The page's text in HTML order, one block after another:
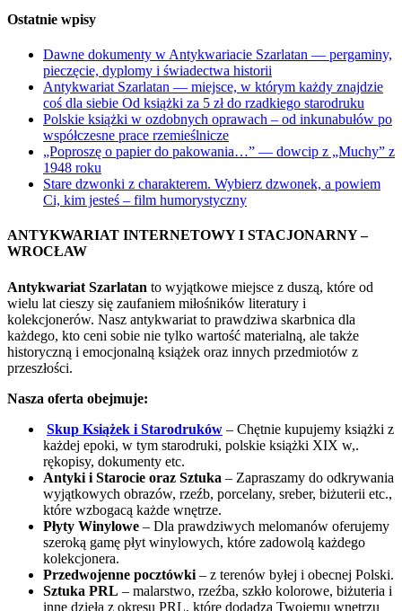
Ostatnie wpisy
Dawne dokumenty w Antykwariacie Szarlatan — pergaminy,
pieczęcie, dyplomy i świadectwa historii
Antykwariat Szarlatan — miejsce, w którym każdy znajdzie
coś dla siebie Od książki za 5 zł do rzadkiego starodruku
Polskie książki w ozdobnych oprawach – od inkunabułów po
współczesne prace rzemieślnicze
„Poproszę o papier do pakowania…” — dowcip z „Muchy” z
1948 roku
Stare dzwonki z charakterem. Wybierz dzwonek, a powiem
Ci, kim jesteś – film humorystyczny
ANTYKWARIAT INTERNETOWY I STACJONARNY –
WROCŁAW
Antykwariat Szarlatan to wyjątkowe miejsce z duszą, które od
wielu lat cieszy się zaufaniem miłośników literatury i
kolekcjonerów. Nasz antykwariat to prawdziwa skarbnica dla
każdego, kto ceni sobie nie tylko wartość materialną, ale także
historyczną i emocjonalną książek oraz innych przedmiotów z
przeszłości.
Nasza oferta obejmuje:
Skup Książek i Starodruków – Chętnie kupujemy książki z
każdej epoki, w tym starodruki, polskie książki XIX w,.
rękopisy, dokumenty etc.
Antyki i Starocie oraz Sztuka – Zapraszamy do odkrywania
wyjątkowych obrazów, rzeźb, porcelany, sreber, biżuterii etc.,
które wzbogacą każde wnętrze.
Płyty Winylowe – Dla prawdziwych melomanów oferujemy
szeroką gamę płyt winylowych, które zadowolą każdego
kolekcjonera.
Przedwojenne pocztówki – z terenów byłej i obecnej Polski.
Sztuka PRL – malarstwo, rzeźba, szkło kolorowe, biżuteria i
inne dzieła z okresu PRL, które dodadzą Twojemu wnętrzu